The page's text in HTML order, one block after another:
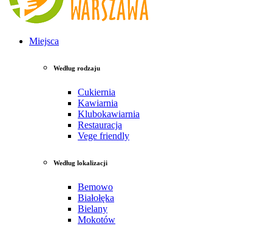
Miejsca
Według rodzaju
Cukiernia
Kawiarnia
Klubokawiarnia
Restauracja
Vege friendly
Według lokalizacji
Bemowo
Białołęka
Bielany
Mokotów